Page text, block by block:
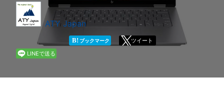
法人向け
ATY Japan
B! ブックマーク
ツイート
LINEで送る